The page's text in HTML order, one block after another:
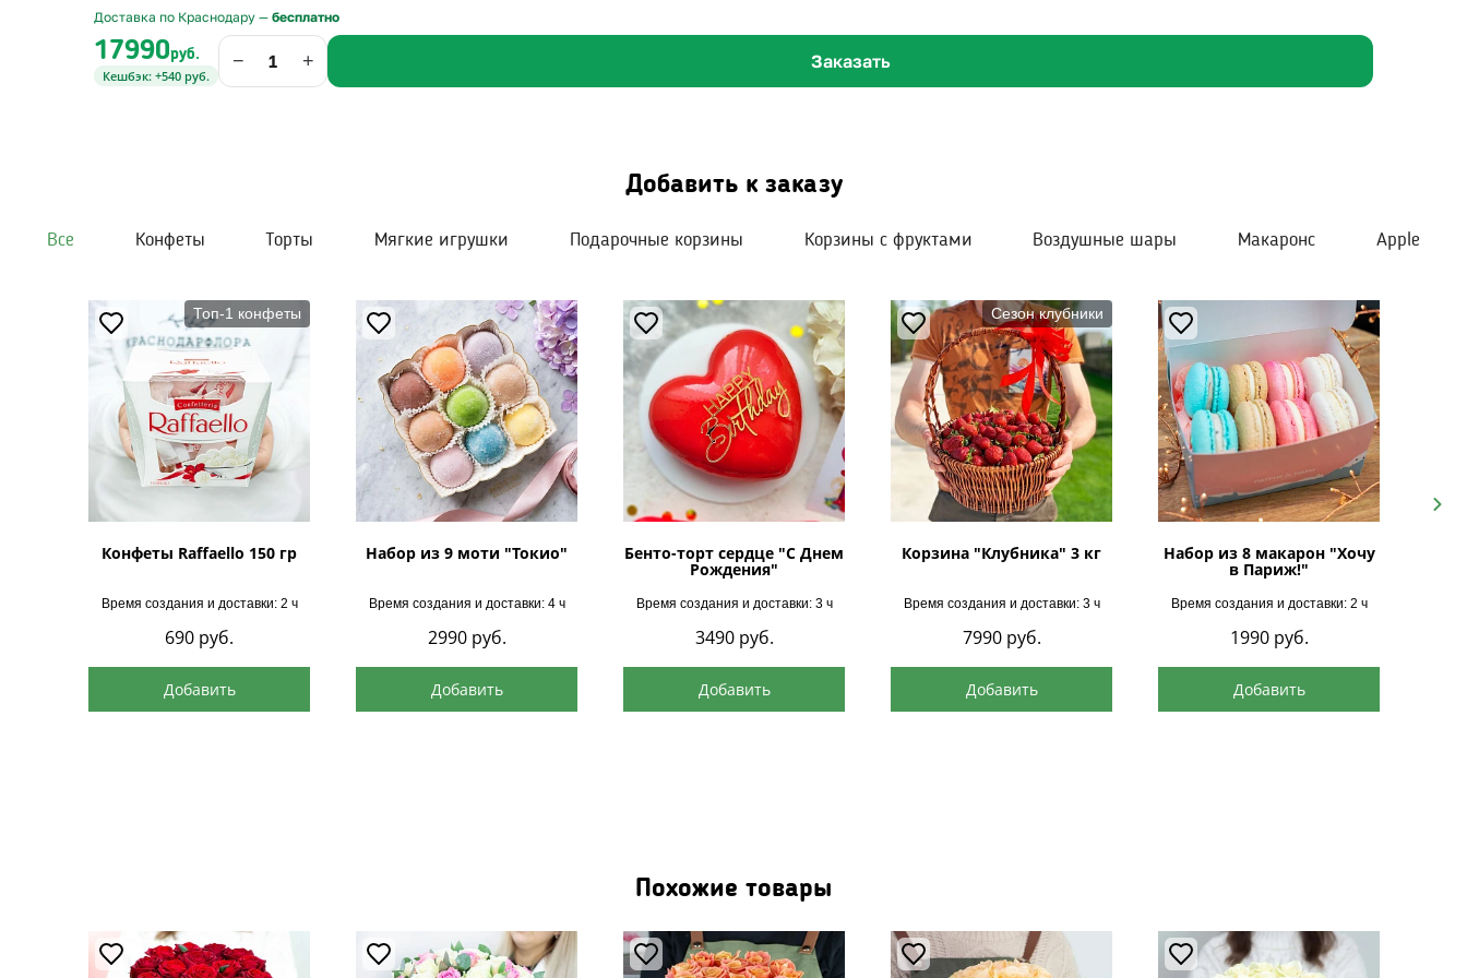
Доставка по Краснодару — бесплатно
17990руб.
Кешбэк: +540 руб.
− + Заказать
Добавить к заказу
Все Конфеты Торты Мягкие игрушки Подарочные корзины Корзины с фруктами Воздушные шары Макаронс Apple
Топ-1 конфеты
Конфеты Raffaello 150 гр
Время создания и доставки: 2 ч
690 руб.
Добавить
Набор из 9 моти "Токио"
Время создания и доставки: 4 ч
2990 руб.
Добавить
Бенто-торт сердце "С Днем
Рождения"
Время создания и доставки: 3 ч
3490 руб.
Добавить
Сезон клубники
Корзина "Клубника" 3 кг
Время создания и доставки: 3 ч
7990 руб.
Добавить
Набор из 8 макарон "Хочу
в Париж!"
Время создания и доставки: 2 ч
1990 руб.
Добавить
Next
Похожие товары